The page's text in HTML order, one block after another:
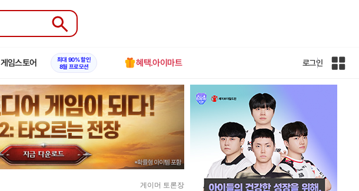
Submit
게임스토어
최대 90% 할인
8월 프로모션
혜택.아이마트 로그인
인
게이머 토론장